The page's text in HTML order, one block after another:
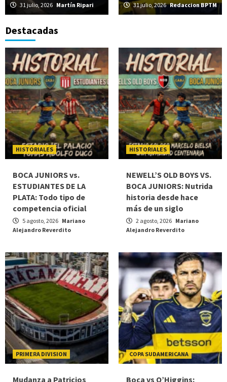
31 julio, 2026 Martín Ripari 31 julio, 2026 Redaccion BPTM
Destacadas
HISTORIALES
BOCA JUNIORS vs.
ESTUDIANTES DE LA
PLATA: Todo tipo de
competencia oficial
5 agosto, 2026 Mariano
Alejandro Reverdito
HISTORIALES
NEWELL’S OLD BOYS VS.
BOCA JUNIORS: Nutrida
historia desde hace
más de un siglo
2 agosto, 2026 Mariano
Alejandro Reverdito
PRIMERA DIVISION
Mudanza a Patricios
COPA SUDAMERICANA
Boca vs O’Higgins: